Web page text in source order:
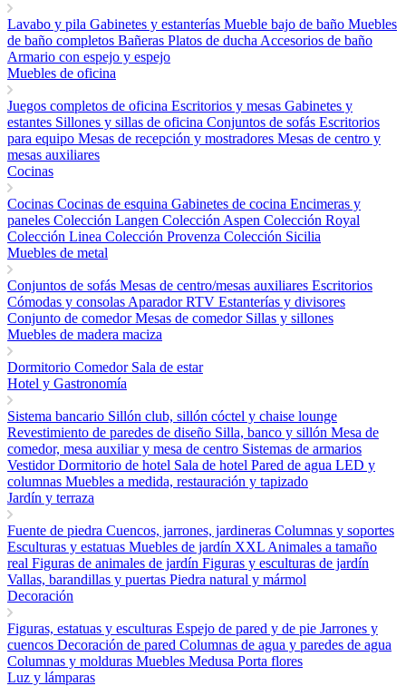
Lavabo y pila Gabinetes y estanterías Mueble bajo de baño Muebles
de baño completos Bañeras Platos de ducha Accesorios de baño
Armario con espejo y espejo
Muebles de oficina
Juegos completos de oficina Escritorios y mesas Gabinetes y
estantes Sillones y sillas de oficina Conjuntos de sofás Escritorios
para equipo Mesas de recepción y mostradores Mesas de centro y
mesas auxiliares
Cocinas
Cocinas Cocinas de esquina Gabinetes de cocina Encimeras y
paneles Colección Langen Colección Aspen Colección Royal
Colección Linea Colección Provenza Colección Sicilia
Muebles de metal
Conjuntos de sofás Mesas de centro/mesas auxiliares Escritorios
Cómodas y consolas Aparador RTV Estanterías y divisores
Conjunto de comedorMesas de comedor Sillas y sillones
Muebles de madera maciza
Dormitorio Comedor Sala de estar
Hotel y Gastronomía
Sistema bancario Sillón club, sillón cóctel y chaise lounge
Revestimiento de paredes de diseño Silla, banco y sillón Mesa de
comedor, mesa auxiliar y mesa de centro Sistemas de armarios
VestidorDormitorio de hotel Sala de hotel Pared de agua LED y
columnas Muebles a medida, restauración y tapizado
Jardín y terraza
Fuente de piedra Cuencos, jarrones, jardineras Columnas y soportes
Esculturas y estatuas Muebles de jardín XXL Animales a tamaño
real Figuras de animales de jardín Figuras y esculturas de jardín
Vallas, barandillas y puertas Piedra natural y mármol
Decoración
Figuras, estatuas y esculturas Espejo de pared y de pie Jarrones y
cuencos Decoración de pared Columnas de agua y paredes de agua
Columnas y molduras Muebles Medusa Porta flores
Luz y lámparas